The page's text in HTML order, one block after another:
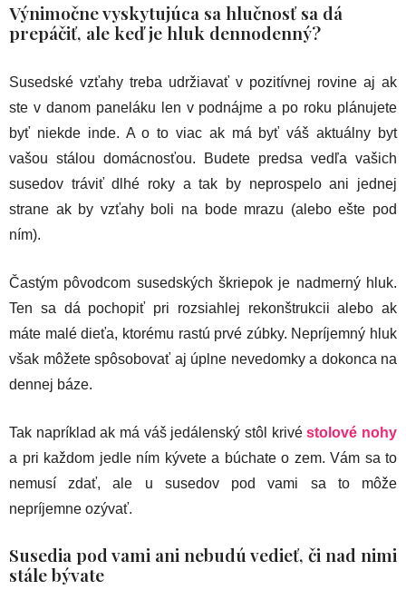
Výnimočne vyskytujúca sa hlučnosť sa dá
prepáčiť, ale keď je hluk dennodenný?
Susedské vzťahy treba udržiavať v pozitívnej rovine aj ak
ste v danom paneláku len v podnájme a po roku plánujete
byť niekde inde. A o to viac ak má byť váš aktuálny byt
vašou stálou domácnosťou. Budete predsa vedľa vašich
susedov tráviť dlhé roky a tak by neprospelo ani jednej
strane ak by vzťahy boli na bode mrazu (alebo ešte pod
ním).
Častým pôvodcom susedských škriepok je nadmerný hluk.
Ten sa dá pochopiť pri rozsiahlej rekonštrukcii alebo ak
máte malé dieťa, ktorému rastú prvé zúbky. Nepríjemný hluk
však môžete spôsobovať aj úplne nevedomky a dokonca na
dennej báze.
Tak napríklad ak má váš jedálenský stôl krivéstolové nohy
a pri každom jedle ním kývete a búchate o zem. Vám sa to
nemusí zdať, ale u susedov pod vami sa to môže
nepríjemne ozývať.
Susedia pod vami ani nebudú vedieť, či nad nimi
stále bývate